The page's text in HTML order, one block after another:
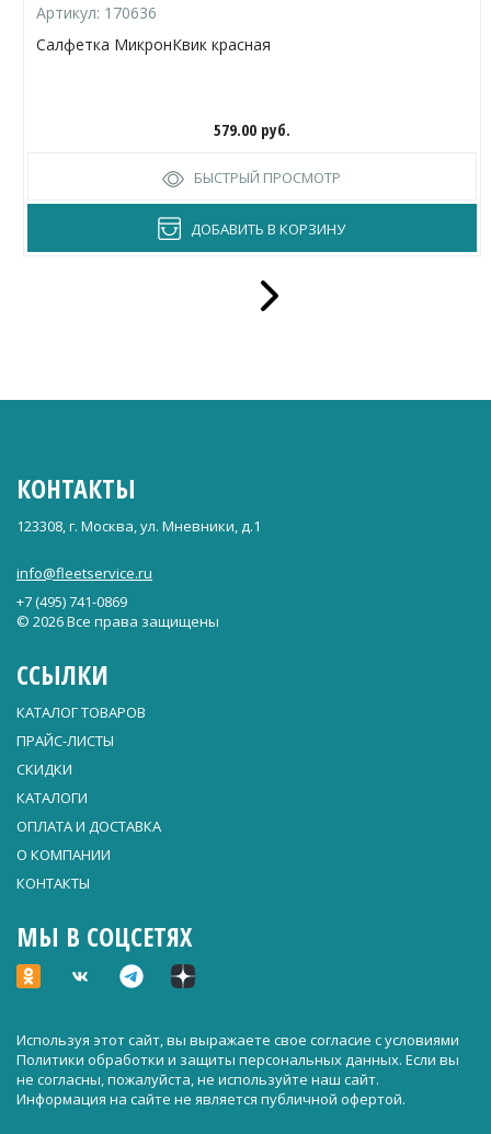
Артикул: 170636
Салфетка МикронКвик красная
579.00 руб.
БЫСТРЫЙ ПРОСМОТР
ДОБАВИТЬ В КОРЗИНУ
КОНТАКТЫ
123308, г. Москва, ул. Мневники, д.1
info@fleetservice.ru
+7 (495) 741-0869
© 2026 Все права защищены
ССЫЛКИ
КАТАЛОГ ТОВАРОВ
ПРАЙС-ЛИСТЫ
СКИДКИ
КАТАЛОГИ
ОПЛАТА И ДОСТАВКА
О КОМПАНИИ
КОНТАКТЫ
МЫ В СОЦСЕТЯХ
Используя этот сайт, вы выражаете свое согласие с условиями
Политики обработки и защиты персональных данных. Если вы
не согласны, пожалуйста, не используйте наш сайт.
Информация на сайте не является публичной офертой.